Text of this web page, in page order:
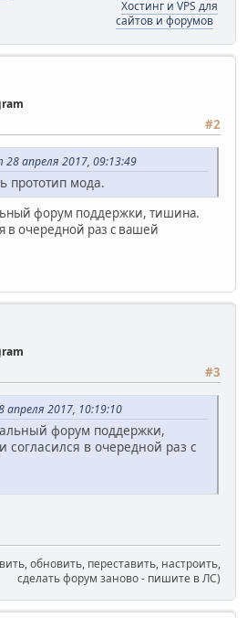
Хостинг и VPS для
сайтов и форумов
#2
апреля 2017, 09:13:49
прототип мода.
форум поддержки, тишина.
в очередной раз с вашей
#3
2017, 10:19:10
форум поддержки,
в очередной раз с
обновить, переставить, настроить,
сделать форум заново - пишите в ЛС)